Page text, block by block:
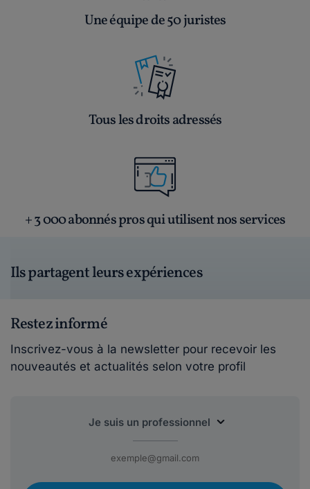
Une équipe de 50 juristes
Tous les droits adressés
+ 3 000 abonnés pros qui utilisent nos services
Ils partagent leurs expériences
Restez informé
Inscrivez-vous à la newsletter pour recevoir les
nouveautés et actualités selon votre profil